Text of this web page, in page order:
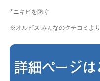
*ニキビを防ぐ
※オルビス みんなのクチコミより